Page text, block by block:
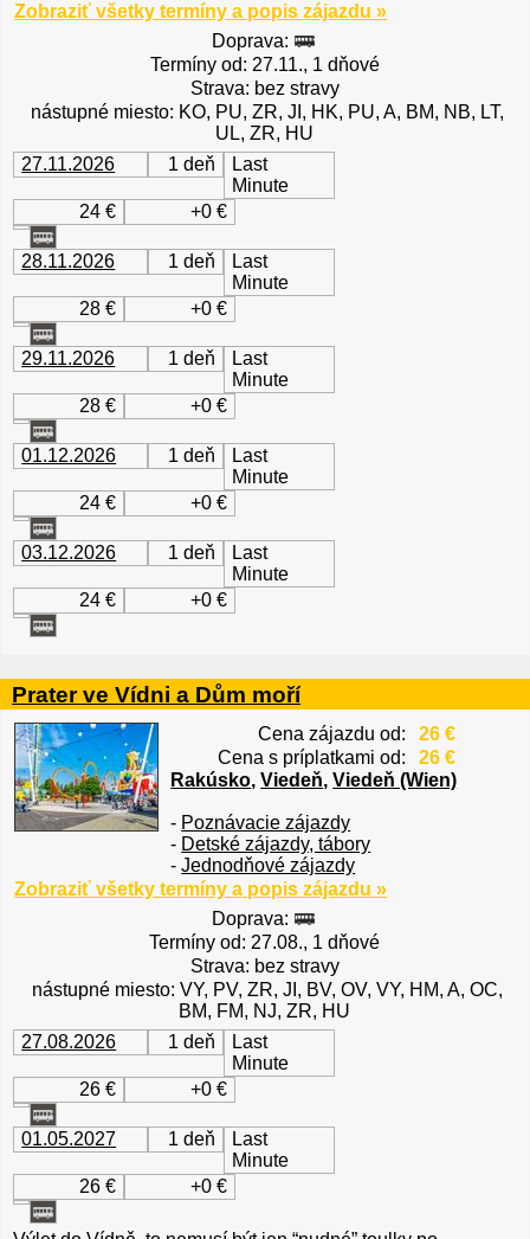
Zobraziť všetky termíny a popis zájazdu »
Doprava:
Termíny od: 27.11., 1 dňové
Strava: bez stravy
nástupné miesto: KO, PU, ZR, JI, HK, PU, A, BM, NB, LT,
UL, ZR, HU
27.11.2026
1 deň
Last
Minute
24 €
+0 €
28.11.2026 1 deň
Last
Minute
28 €
+0 €
29.11.2026 1 deň
Last
Minute
28 €
+0 €
01.12.2026 1 deň
Last
Minute
24 €
+0 €
03.12.2026 1 deň
Last
Minute
24 €
+0 €
Prater ve Vídni a Dům moří
Cena zájazdu od:
26 €
Cena s príplatkami od:
26 €
Rakúsko,Viedeň,Viedeň (Wien)
- Poznávacie zájazdy
- Detské zájazdy, tábory
-Jednodňové zájazdy
Zobraziť všetky termíny a popis zájazdu »
Doprava:
Termíny od: 27.08., 1 dňové
Strava: bez stravy
nástupné miesto: VY, PV, ZR, JI, BV, OV, VY, HM, A, OC,
BM, FM, NJ, ZR, HU
27.08.2026
1 deň
Last
Minute
26 €
+0 €
01.05.2027 1 deň
Last
Minute
26 €
+0 €